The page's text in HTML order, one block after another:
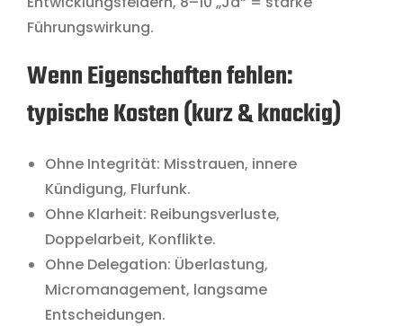
Führungswirkung.
Wenn Eigenschaften fehlen:
typische Kosten (kurz & knackig)
Ohne Integrität: Misstrauen, innere
Kündigung, Flurfunk.
Ohne Klarheit: Reibungsverluste,
Doppelarbeit, Konflikte.
Ohne Delegation: Überlastung,
Micromanagement, langsame
Entscheidungen.